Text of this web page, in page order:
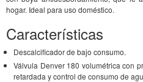
hogar. Ideal para uso doméstico.
Características
Descalcificador de bajo consumo.
Válvula Denver 180 volumétrica con
retardada y control de consumo de